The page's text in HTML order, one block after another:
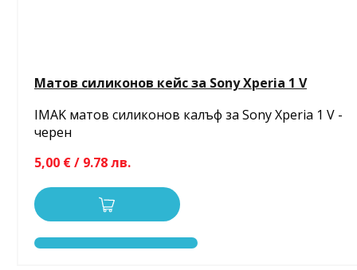
Матов силиконов кейс за Sony Xperia 1 V
IMAK матов силиконов калъф за Sony Xperia 1 V -
черен
5,00 € / 9.78 лв.